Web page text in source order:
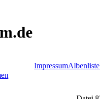
ImpressumAlbenliste